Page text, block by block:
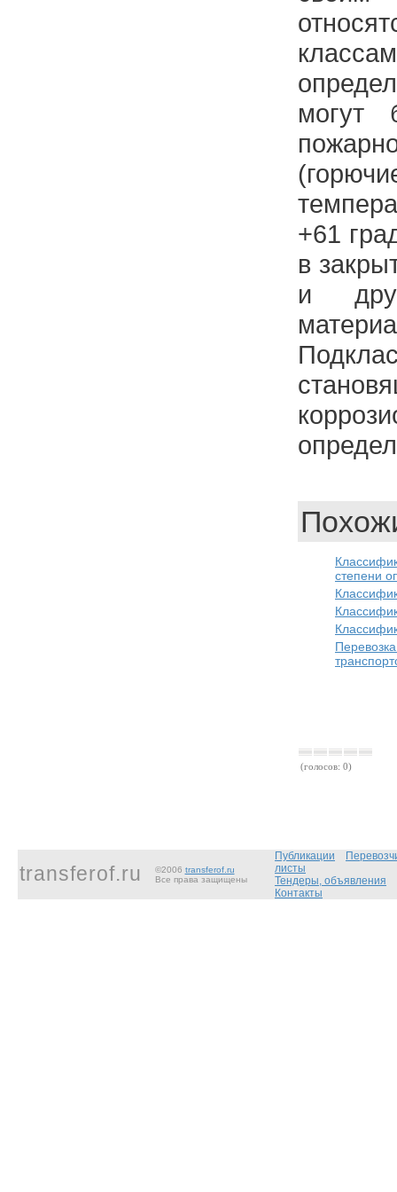
могут
+61
в
и
степени
(голосов: 0)
transferof.ru ©2006 transferof.ru
Все права защищены
Публикации
листы
Тендеры, объявления
Контакты